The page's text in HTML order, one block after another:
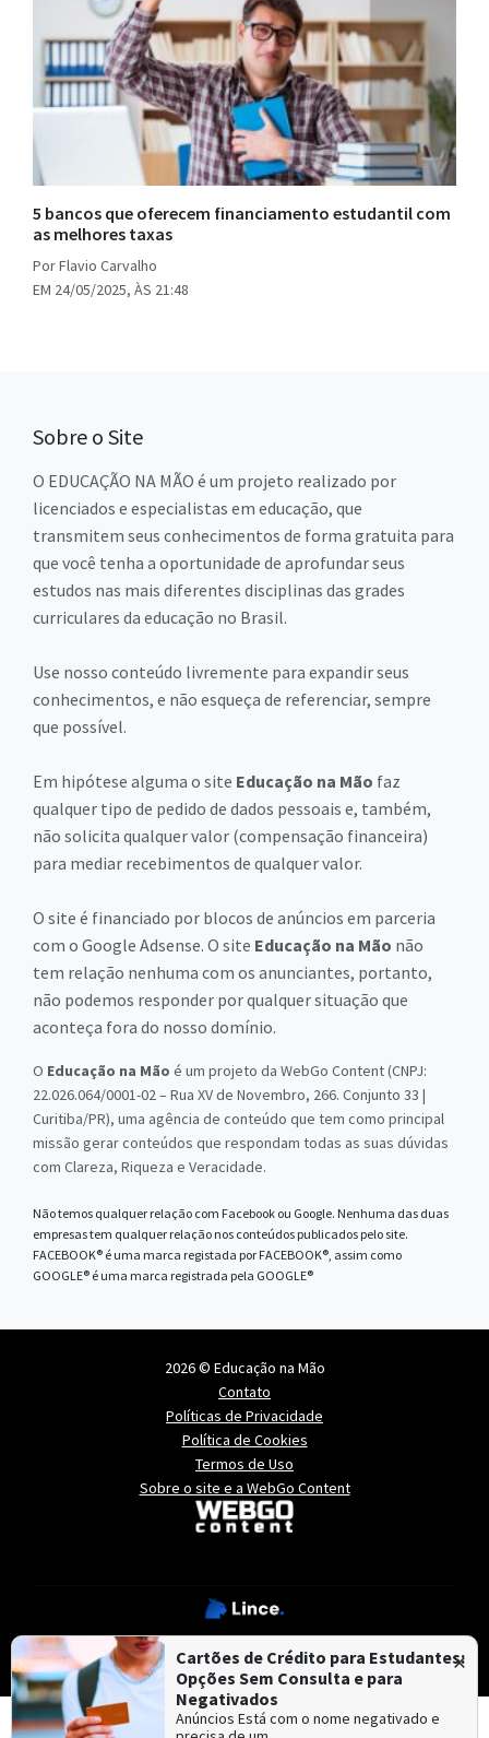
5 bancos que oferecem financiamento estudantil com
as melhores taxas
Por Flavio Carvalho
EM 24/05/2025, ÀS 21:48
Cartões de Crédito para Estudantes:
Opções Sem Consulta e para
Negativados
Anúncios Está com o nome negativado e
×
Sobre o Site
O EDUCAÇÃO NA MÃO é um projeto realizado por
licenciados e especialistas em educação, que
transmitem seus conhecimentos de forma gratuita para
que você tenha a oportunidade de aprofundar seus
estudos nas mais diferentes disciplinas das grades
curriculares da educação no Brasil.
Use nosso conteúdo livremente para expandir seus
conhecimentos, e não esqueça de referenciar, sempre
que possível.
Em hipótese alguma o site Educação na Mão faz
qualquer tipo de pedido de dados pessoais e, também,
não solicita qualquer valor (compensação financeira)
para mediar recebimentos de qualquer valor.
O site é financiado por blocos de anúncios em parceria
com o Google Adsense. O site Educação na Mão não
tem relação nenhuma com os anunciantes, portanto,
não podemos responder por qualquer situação que
aconteça fora do nosso domínio.
O Educação na Mão é um projeto da WebGo Content (CNPJ:
22.026.064/0001-02 – Rua XV de Novembro, 266. Conjunto 33 |
Curitiba/PR), uma agência de conteúdo que tem como principal
missão gerar conteúdos que respondam todas as suas dúvidas
com Clareza, Riqueza e Veracidade.
Não temos qualquer relação com Facebook ou Google. Nenhuma das duas
empresas tem qualquer relação nos conteúdos publicados pelo site.
FACEBOOK® é uma marca registada por FACEBOOK®, assim como
GOOGLE® é uma marca registrada pela GOOGLE®
2026 © Educação na Mão
Contato
Políticas de Privacidade
Política de Cookies
Termos de Uso
Sobre o site e a WebGo Content
Educação na Mão é mantido e hospedado pelaLince,
especialista emcriação de sites ecriação de portais de notícias.